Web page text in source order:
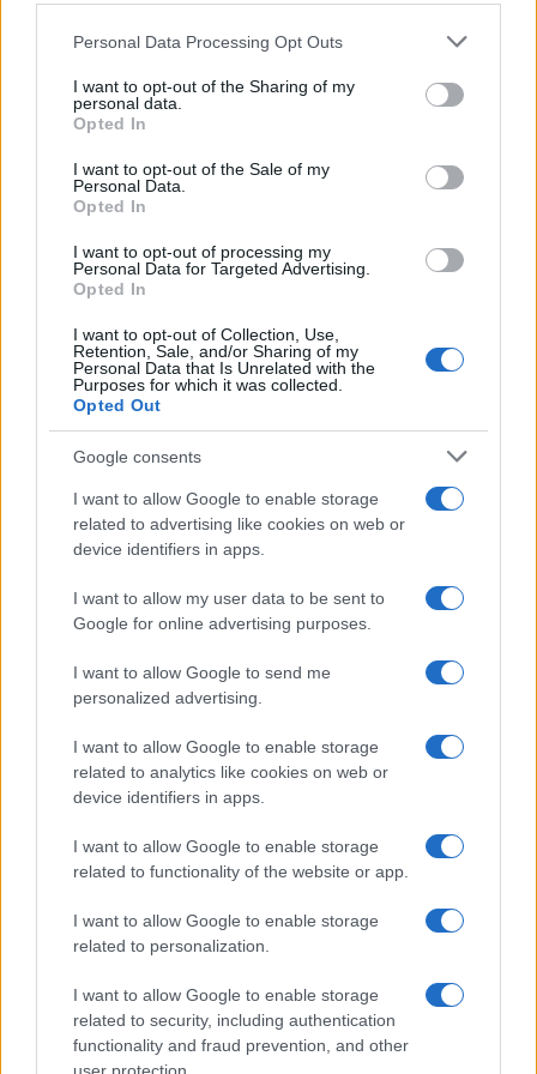
Please note that this website/app uses one or more Google
not limited to your visit or usage behaviour. You may click to
grant or deny consent to Google and its third-party tags to
use your data for below specified purposes in below Google
consent section.
Personal Data Processing Opt Outs
I want to opt-out of the Sharing of my
personal data.
Opted In
I want to opt-out of the Sale of my
Personal Data.
Opted In
I want to opt-out of processing my
Personal Data for Targeted Advertising.
Opted In
I want to opt-out of Collection, Use,
Retention, Sale, and/or Sharing of my
Personal Data that Is Unrelated with the
Purposes for which it was collected.
Opted Out
Google consents
I want to allow Google to enable storage
related to advertising like cookies on web or
device identifiers in apps.
I want to allow my user data to be sent to
Google for online advertising purposes.
I want to allow Google to send me
personalized advertising.
I want to allow Google to enable storage
related to analytics like cookies on web or
device identifiers in apps.
I want to allow Google to enable storage
related to functionality of the website or app.
I want to allow Google to enable storage
related to personalization.
I want to allow Google to enable storage
related to security, including authentication
functionality and fraud prevention, and other
Nemrég érkezett Tunéziából
Európába a nizzai merénylő
2020. október 30.
Muszlimok bosszújától féltik a
franciákat
2020. október 29.